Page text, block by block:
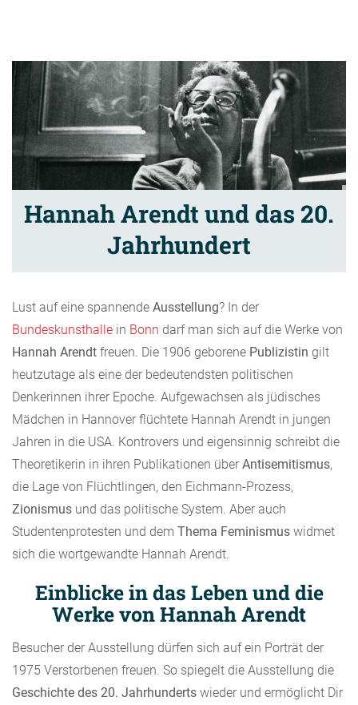
Hannah Arendt und das 20.
Jahrhundert
Lust auf eine spannende Ausstellung? In der
Bundeskunsthalle in Bonn darf man sich auf die Werke von
Hannah Arendt freuen. Die 1906 geborene Publizistin gilt
heutzutage als eine der bedeutendsten politischen
Denkerinnen ihrer Epoche. Aufgewachsen als jüdisches
Mädchen in Hannover flüchtete Hannah Arendt in jungen
Jahren in die USA. Kontrovers und eigensinnig schreibt die
Theoretikerin in ihren Publikationen über Antisemitismus,
die Lage von Flüchtlingen, den Eichmann-Prozess,
Zionismus und das politische System. Aber auch
Studentenprotesten und dem Thema Feminismus widmet
sich die wortgewandte Hannah Arendt.
Einblicke in das Leben und die
Werke von Hannah Arendt
Besucher der Ausstellung dürfen sich auf ein Porträt der
1975 Verstorbenen freuen. So spiegelt die Ausstellung die
Geschichte des 20. Jahrhunderts wieder und ermöglicht Dir